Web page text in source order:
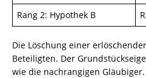
Rang 2: Hypothek B
Die Löschung einer
Beteiligten. Der
wie die nachrangigen